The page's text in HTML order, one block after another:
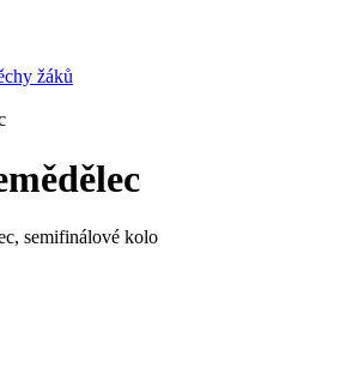
žáků
semifinálové kolo